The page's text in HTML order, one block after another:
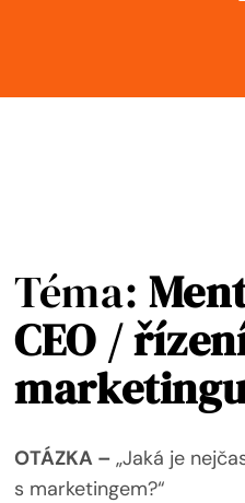
Téma:
CEO /
OTÁZKA –„Jaká je
s marketingem?“